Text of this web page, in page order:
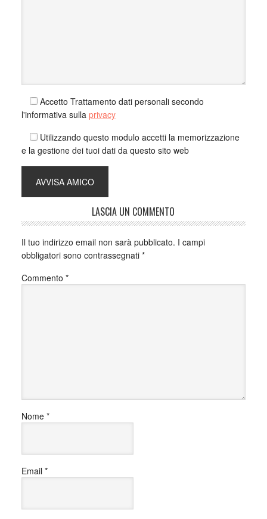
Accetto Trattamento dati personali secondo
l'informativa sulla privacy
Utilizzando questo modulo accetti la memorizzazione
e la gestione dei tuoi dati da questo sito web
LASCIA UN COMMENTO
Il tuo indirizzo email non sarà pubblicato. I campi
obbligatori sono contrassegnati *
Commento *
Nome *
Email *